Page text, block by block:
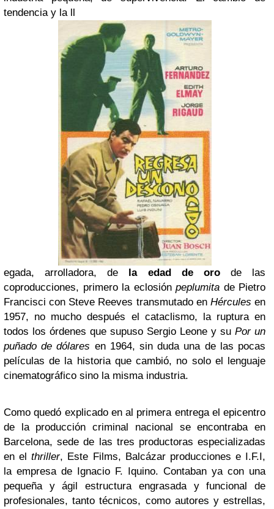
tendencia y la ll
egada, arrolladora, de la edad de orode las
coproducciones, primero la eclosión peplumita de Pietro
Francisci con Steve Reeves transmutado en Hércules en
1957, no mucho después el cataclismo, la ruptura en
todos los órdenes que supuso Sergio Leone y su Por un
puñado de dólares en 1964, sin duda una de las pocas
películas de la historia que cambió, no solo el lenguaje
cinematográfico sino la misma industria.
Como quedó explicado en al primera entrega el epicentro
de la producción criminal nacional se encontraba en
Barcelona, sede de las tres productoras especializadas
en elthriller, Este Films, Balcázar producciones e I.F.I,
la empresa de Ignacio F. Iquino. Contaban ya con una
pequeña y ágil estructura engrasada y funcional de
profesionales, tanto técnicos, como autores y estrellas,